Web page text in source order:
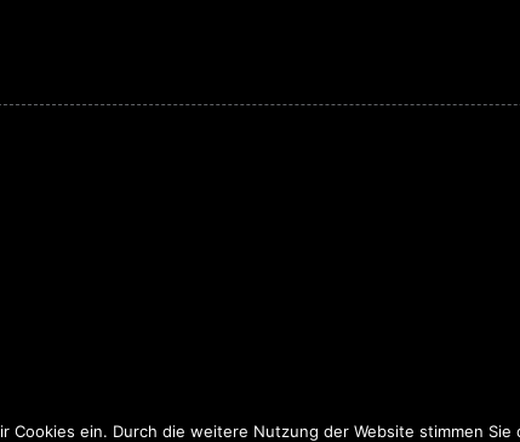
ein. Durch die weitere Nutzung der Website stimmen Sie